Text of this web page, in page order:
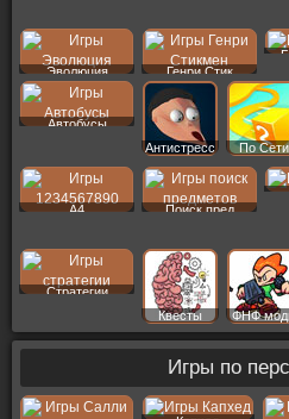
Эволюция Генри Стик
Автобусы
Антистресс
По Сети
A4 Поиск пред
Стратегии
Квесты
ФНФ
Игры по